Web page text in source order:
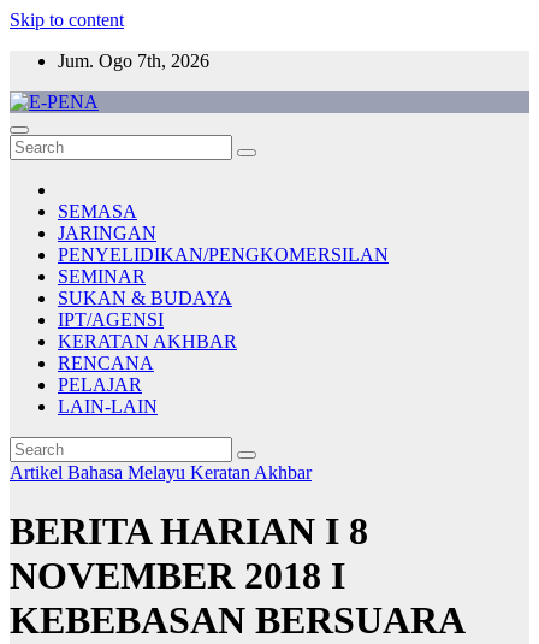
Skip to content
Jum. Ogo 7th, 2026
E-PENA
Berita Digital Terkini
SEMASA
JARINGAN
PENYELIDIKAN/PENGKOMERSILAN
SEMINAR
SUKAN & BUDAYA
IPT/AGENSI
KERATAN AKHBAR
RENCANA
PELAJAR
LAIN-LAIN
Artikel Bahasa Melayu Keratan Akhbar
BERITA HARIAN I 8
NOVEMBER 2018 I
KEBEBASAN BERSUARA